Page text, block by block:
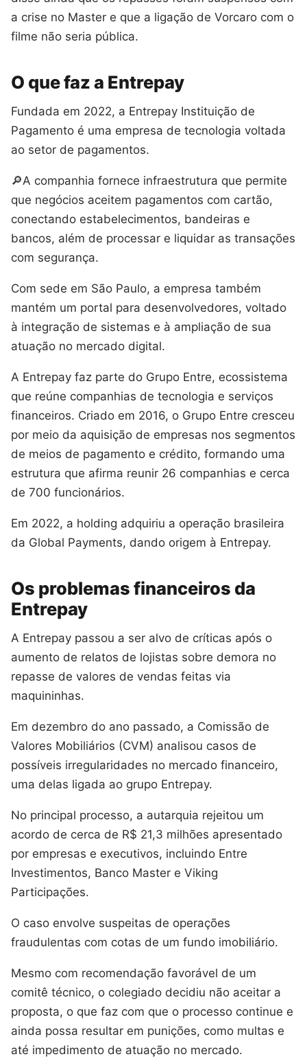
a crise no Master e que a ligação de Vorcaro com o
filme não seria pública.
O que faz a Entrepay
Fundada em 2022, a Entrepay Instituição de
Pagamento é uma empresa de tecnologia voltada
ao setor de pagamentos.
🔎A companhia fornece infraestrutura que permite
que negócios aceitem pagamentos com cartão,
conectando estabelecimentos, bandeiras e
bancos, além de processar e liquidar as transações
com segurança.
Com sede em São Paulo, a empresa também
mantém um portal para desenvolvedores, voltado
à integração de sistemas e à ampliação de sua
atuação no mercado digital.
A Entrepay faz parte do Grupo Entre, ecossistema
que reúne companhias de tecnologia e serviços
financeiros. Criado em 2016, o Grupo Entre cresceu
por meio da aquisição de empresas nos segmentos
de meios de pagamento e crédito, formando uma
estrutura que afirma reunir 26 companhias e cerca
de 700 funcionários.
Em 2022, a holding adquiriu a operação brasileira
da Global Payments, dando origem à Entrepay.
Os problemas financeiros da
Entrepay
A Entrepay passou a ser alvo de críticas após o
aumento de relatos de lojistas sobre demora no
repasse de valores de vendas feitas via
maquininhas.
Em dezembro do ano passado, a Comissão de
Valores Mobiliários (CVM) analisou casos de
possíveis irregularidades no mercado financeiro,
uma delas ligada ao grupo Entrepay.
No principal processo, a autarquia rejeitou um
acordo de cerca de R$ 21,3 milhões apresentado
por empresas e executivos, incluindo Entre
Investimentos, Banco Master e Viking
Participações.
O caso envolve suspeitas de operações
fraudulentas com cotas de um fundo imobiliário.
Mesmo com recomendação favorável de um
comitê técnico, o colegiado decidiu não aceitar a
proposta, o que faz com que o processo continue e
ainda possa resultar em punições, como multas e
até impedimento de atuação no mercado.